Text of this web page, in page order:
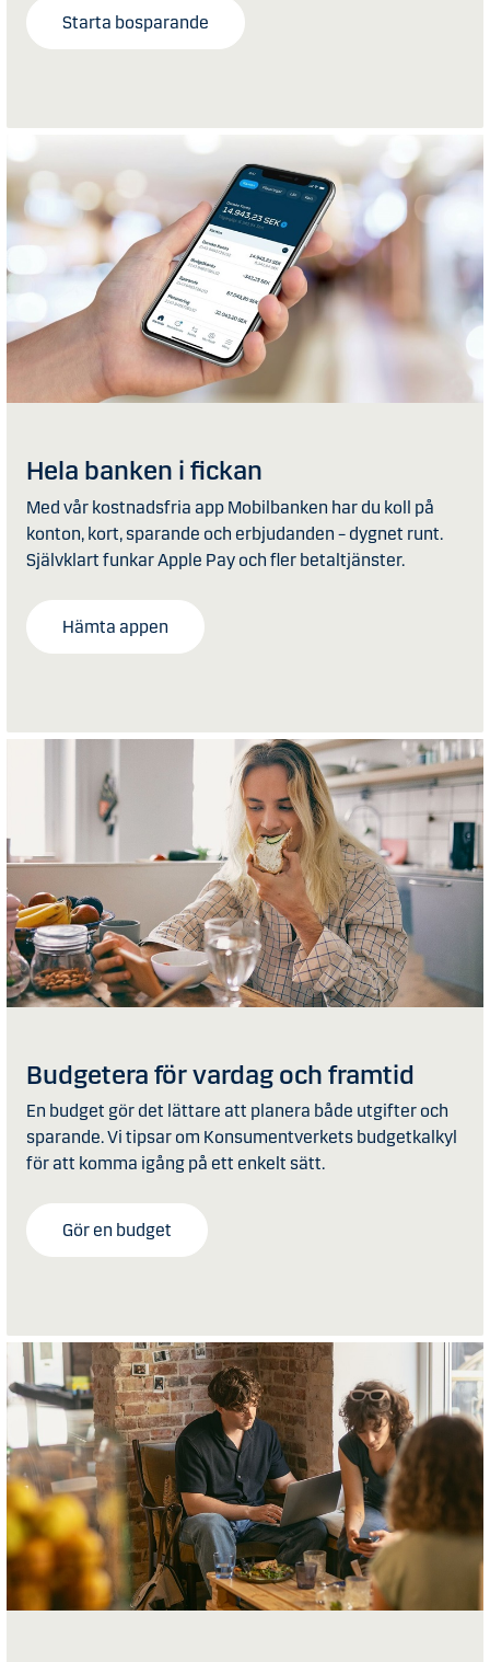
Starta bosparande
Hela banken i fickan
Med vår kostnadsfria app Mobilbanken har du koll på
konton, kort, sparande och erbjudanden – dygnet runt.
Självklart funkar Apple Pay och fler betaltjänster.
Hämta appen
Budgetera för vardag och framtid
En budget gör det lättare att planera både utgifter och
sparande. Vi tipsar om Konsumentverkets budgetkalkyl
för att komma igång på ett enkelt sätt.
Gör en budget